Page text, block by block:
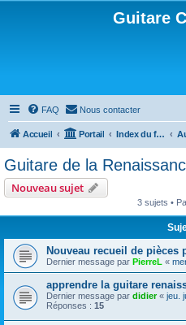
Guitare
FAQ Nous contacter
Accueil Portail Index du forum
Guitare de la
Nouveau sujet
3 sujets •
Nouveau recueil de pièces
Dernier message par PierreL «
apprendre la guitare
Dernier message par didier« jeu.
Réponses : 15